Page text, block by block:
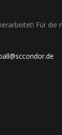
Für